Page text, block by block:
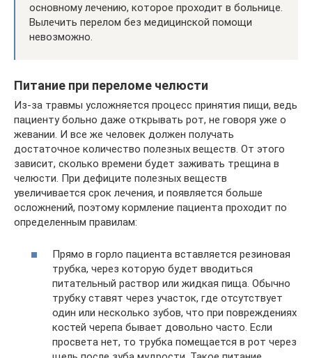
основному лечению, которое проходит в больнице.
Вылечить перелом без медицинской помощи
невозможно.
Питание при переломе челюсти
Из-за травмы усложняется процесс принятия пищи, ведь
пациенту больно даже открывать рот, не говоря уже о
жевании. И все же человек должен получать
достаточное количество полезных веществ. От этого
зависит, сколько времени будет заживать трещина в
челюсти. При дефиците полезных веществ
увеличивается срок лечения, и появляется больше
осложнений, поэтому кормление пациента проходит по
определенным правилам:
Прямо в горло пациента вставляется резиновая
трубка, через которую будет вводиться
питательный раствор или жидкая пища. Обычно
трубку ставят через участок, где отсутствует
один или несколько зубов, что при повреждениях
костей черепа бывает довольно часто. Если
просвета нет, то трубка помещается в рот через